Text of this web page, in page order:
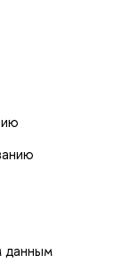
данным